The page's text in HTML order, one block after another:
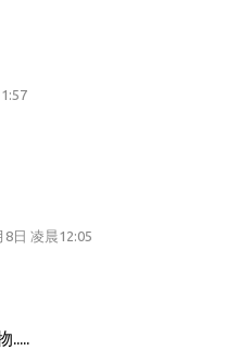
8日 凌晨12:05
.....